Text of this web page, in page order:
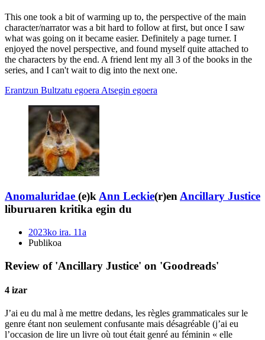
This one took a bit of warming up to, the perspective of the main
character/narrator was a bit hard to follow at first, but once I saw
what was going on it became easier. Definitely a page turner. I
enjoyed the novel perspective, and found myself quite attached to
the characters by the end. A friend lent my all 3 of the books in the
series, and I can't wait to dig into the next one.
Erantzun Bultzatu egoera Atsegin egoera
Anomaluridae (e)k Ann Leckie(r)en Ancillary Justice
liburuaren kritika egin du
2023ko ira. 11a
Publikoa
Review of 'Ancillary Justice' on 'Goodreads'
4 izar
J’ai eu du mal à me mettre dedans, les règles grammaticales sur le
genre étant non seulement confusante mais désagréable (j’ai eu
l’occasion de lire un livre où tout était genré au féminin « elle